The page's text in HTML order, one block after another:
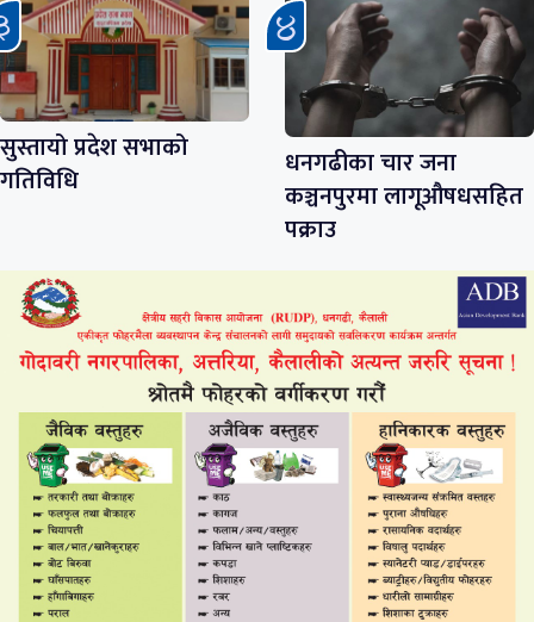
सुस्तायो प्रदेश सभाको
गतिविधि
धनगढीका चार जना
कञ्चनपुरमा लागूऔषधसहित
पक्राउ